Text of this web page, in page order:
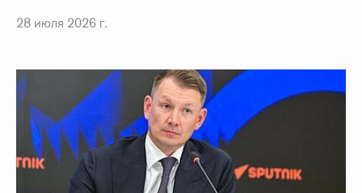
28 июля 2026 г.